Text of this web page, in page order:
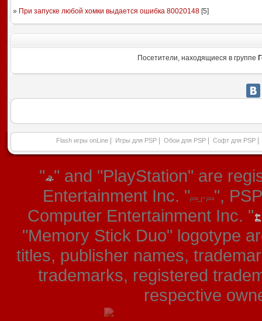
» При запуске любой хомки выдается ошибка 80020148[5]
Посетители, находящиеся в группе
Flash игры onLine Игры для PSP Обои для PSP Софт для PSP
" " and "PlayStation" are
Entertainment Inc. "
",
Computer Entertainment Inc. "
"Memory Stick Duo" logotype
titles, publisher names,
trademarks, registered
respective